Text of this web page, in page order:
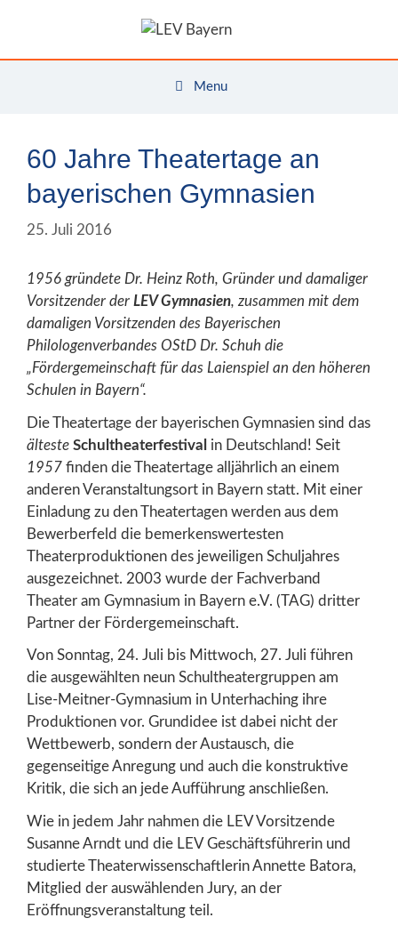
Menu
60 Jahre Theatertage an
bayerischen Gymnasien
25. Juli 2016
1956 gründete Dr. Heinz Roth, Gründer und damaliger
Vorsitzender der LEV Gymnasien, zusammen mit dem
damaligen Vorsitzenden des Bayerischen
Philologenverbandes OStD Dr. Schuh die
„Fördergemeinschaft für das Laienspiel an den höheren
Schulen in Bayern“.
Die Theatertage der bayerischen Gymnasien sind das
älteste Schultheaterfestival in Deutschland! Seit
1957 finden die Theatertage alljährlich an einem
anderen Veranstaltungsort in Bayern statt. Mit einer
Einladung zu den Theatertagen werden aus dem
Bewerberfeld die bemerkenswertesten
Theaterproduktionen des jeweiligen Schuljahres
ausgezeichnet. 2003 wurde der Fachverband
Theater am Gymnasium in Bayern e.V. (TAG) dritter
Partner der Fördergemeinschaft.
Von Sonntag, 24. Juli bis Mittwoch, 27. Juli führen
die ausgewählten neun Schultheatergruppen am
Lise-Meitner-Gymnasium in Unterhaching ihre
Produktionen vor. Grundidee ist dabei nicht der
Wettbewerb, sondern der Austausch, die
gegenseitige Anregung und auch die konstruktive
Kritik, die sich an jede Aufführung anschließen.
Wie in jedem Jahr nahmen die LEV Vorsitzende
Susanne Arndt und die LEV Geschäftsführerin und
studierte Theaterwissenschaftlerin Annette Batora,
Mitglied der auswählenden Jury, an der
Eröffnungsveranstaltung teil.